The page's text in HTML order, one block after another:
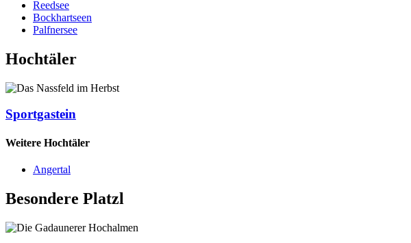
Reedsee
Bockhartseen
Palfnersee
Hochtäler
Sportgastein
Weitere Hochtäler
Angertal
Besondere Platzl